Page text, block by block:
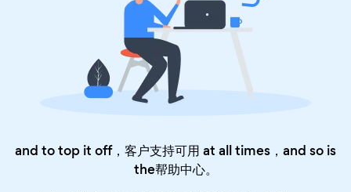
and to top it off，客户支持可用 at all times，and so is
the帮助中心。